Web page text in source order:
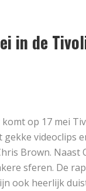
in de
op 17 mei
videoclips
Brown.
sferen. De
ook heerlijk